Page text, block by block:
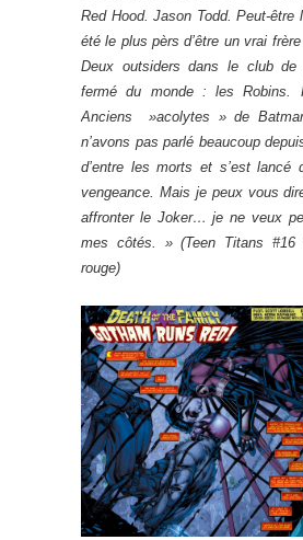
Red Hood. Jason Todd. Peut-être
été le plus pèrs d’être un vrai
Deux outsiders dans le club de
fermé du monde : les Robins.
Anciens »acolytes » de
n’avons pas parlé beaucoup
d’entre les morts et s’est lancé
vengeance. Mais je peux vous
affronter le Joker… je ne veux
mes côtés. »(Teen Titans
rouge)